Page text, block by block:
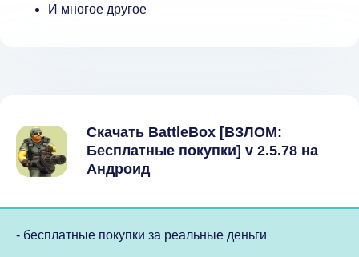
И многое другое
Скачать BattleBox [ВЗЛОМ:
Бесплатные покупки] v 2.5.78 на
Андроид
- бесплатные покупки за реальные деньги